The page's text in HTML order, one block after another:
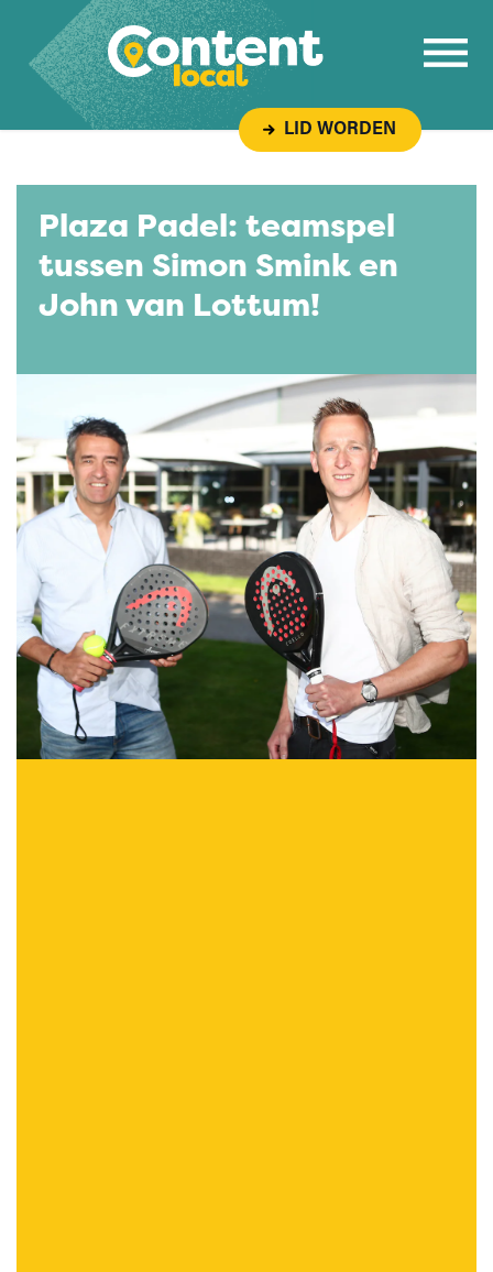
Overslaan naar inhoud
LID WORDEN
Plaza Padel: teamspel
tussen Simon Smink en
John van Lottum!